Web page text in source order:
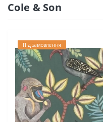
Cole & Son
Під замовлення